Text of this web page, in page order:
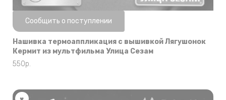
Нет в наличии
Сообщить о поступлении
Нашивка термоаппликация с вышивкой Лягушонок
Кермит из мультфильма Улица Сезам
550р.